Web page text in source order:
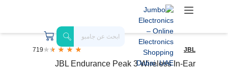
JBL
719
JBL Endurance Peak 3 Wireless In-Ear